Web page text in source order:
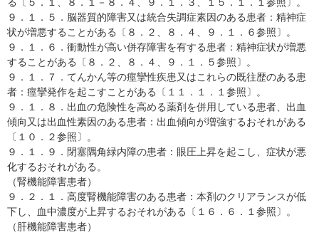
る〔５．１、８．１－８．４、９．１．３、１５．１．１参照〕。
９．１．５．脳器質的障害又は統合失調症素因のある患者：精神症
状が増悪することがある〔８．２、８．４、９．１．６参照〕。
９．１．６．衝動性が高い併存障害を有する患者：精神症状が増悪
することがある〔８．２、８．４、９．１．５参照〕。
９．１．７．てんかん等の痙攣性疾患又はこれらの既往歴のある患
者：痙攣発作を起こすことがある〔１１．１．１参照〕。
９．１．８．出血の危険性を高める薬剤を併用している患者、出血
傾向又は出血性素因のある患者：出血傾向が増強するおそれがある
〔１０．２参照〕。
９．１．９．閉塞隅角緑内障の患者：眼圧上昇を起こし、症状が悪
化するおそれがある。
（腎機能障害患者）
９．２．１．高度腎機能障害のある患者：本剤のクリアランスが低
下し、血中濃度が上昇するおそれがある〔１６．６．１参照〕。
（肝機能障害患者）